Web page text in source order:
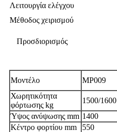
Λειτουργία ελέγχου
Μέθοδος χειρισμού
Προσδιορισμός
Μοντέλο MP009
Χωρητικότητα
φόρτωσης kg
1500/1600
Ύψος ανύψωσης mm 1400
Κέντρο φορτίου mm
550